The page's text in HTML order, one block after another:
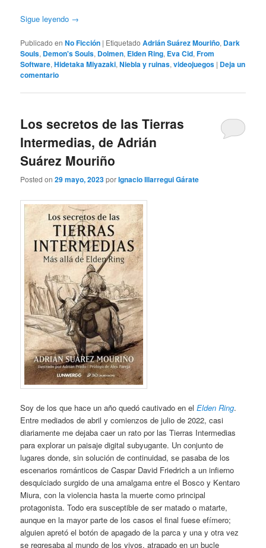
Sigue leyendo →
Publicado en No Ficción | Etiquetado Adrián Suárez Mouriño, Dark
Souls, Demon's Souls, Dolmen, Elden Ring, Eva Cid,From
Software,Hidetaka Miyazaki,Niebla y ruinas,videojuegos | Deja un
comentario
Los secretos de las Tierras
Intermedias, de Adrián
Suárez Mouriño
Posted on29 mayo, 2023porIgnacio Illarregui Gárate
Soy de los que hace un año quedó cautivado en elElden Ring.
Entre mediados de abril y comienzos de julio de 2022, casi
diariamente me dejaba caer un rato por las Tierras Intermedias
para explorar un paisaje digital subyugante. Un conjunto de
lugares donde, sin solución de continuidad, se pasaba de los
escenarios románticos de Caspar David Friedrich a un infierno
desquiciado surgido de una amalgama entre el Bosco y Kentaro
Miura, con la violencia hasta la muerte como principal
protagonista. Todo era susceptible de ser matado o matarte,
aunque en la mayor parte de los casos el final fuese efímero;
alguien apretó el botón de apagado de la parca y una y otra vez
se regresaba al mundo de los vivos, atrapado en un bucle